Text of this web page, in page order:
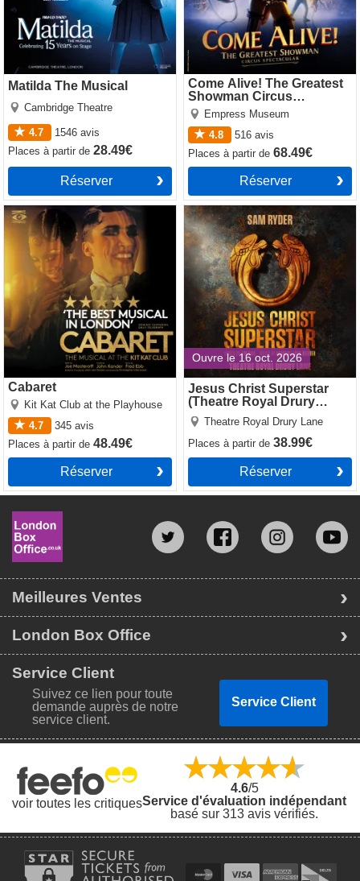
Matilda The Musical
Cambridge Theatre
4.7 1546 avis
Placesà partir de28.49€
Réserver
Come Alive! The Greatest
Showman Circus
Spectacular
Empress Museum
4.8
516 avis
Placesà partir de68.49€
Réserver
Cabaret
Kit Kat Club at the Playhouse
4.7
345 avis
Placesà partir de48.49€
Réserver
Cabaret
Ouvre le 16 oct. 2026
Jesus Christ Superstar
(Theatre Royal Drury
Lane)
Theatre Royal Drury Lane
Placesà partir de38.99€
Réserver
Jesus Christ Superstar
(Theatre Royal Drury Lane)
Meilleures Ventes
London Box Office
Service Client
Suivez ce lien pour toute
demande auprès de notre
service client.
Service Client
voir toutes les critiques
4.6/5
Service d'évaluation indépendant
basé sur 313 avis vérifiés.